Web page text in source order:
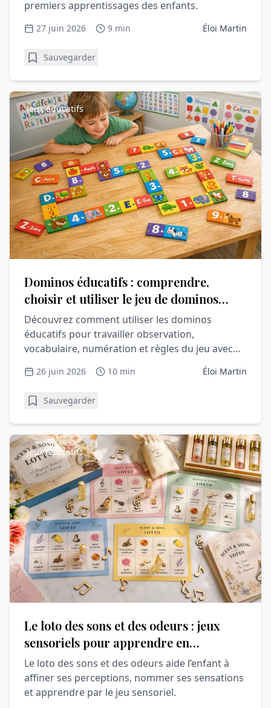
premiers apprentissages des enfants.
27 juin 2026 9 min Éloi Martin
Sauvegarder
Jeux éducatifs
Dominos éducatifs : comprendre,
choisir et utiliser le jeu de dominos
pour apprendre en s’amusant
Découvrez comment utiliser les dominos
éducatifs pour travailler observation,
vocabulaire, numération et règles du jeu avec
26 juin 2026 10 min Éloi Martin
Sauvegarder
Jeux éducatifs
Le loto des sons et des odeurs : jeux
sensoriels pour apprendre en
s’amusant
Le loto des sons et des odeurs aide l’enfant à
affiner ses perceptions, nommer ses sensations
et apprendre par le jeu sensoriel.